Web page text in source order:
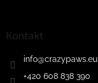
Kontakt
info@crazypaws.eu
+420 608 838 390